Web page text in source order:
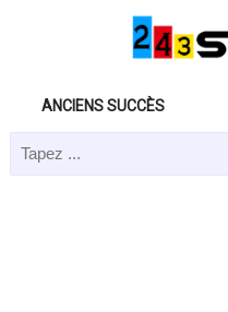
ANCIENS SUCCÈS